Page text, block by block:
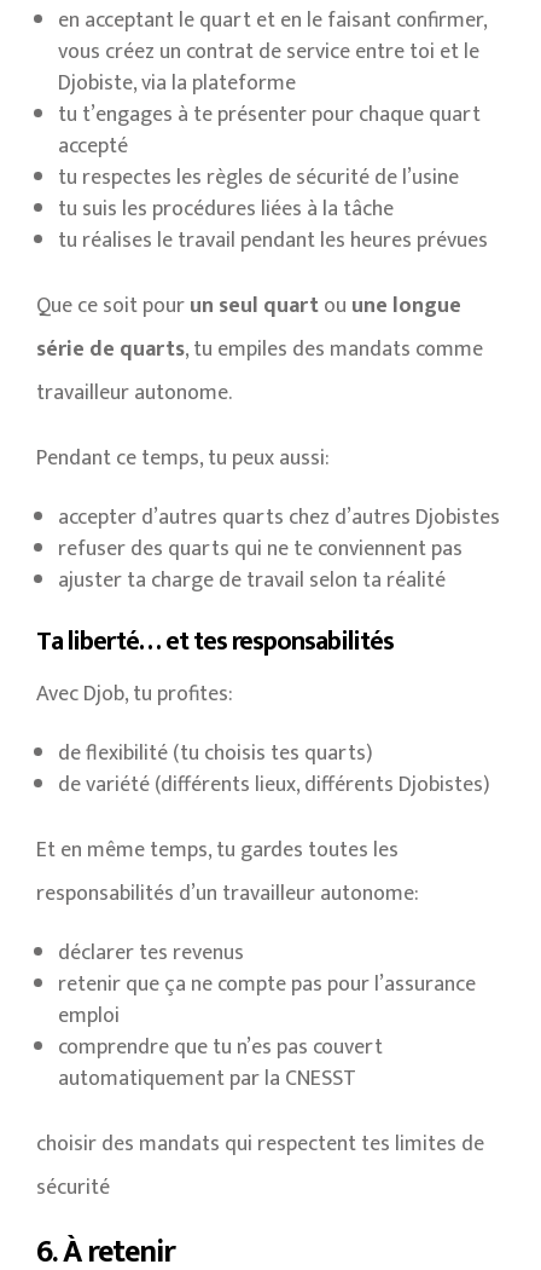
en acceptant le quart et en le faisant confirmer,
vous créez un contrat de service entre toi et le
Djobiste, via la plateforme
tu t’engages à te présenter pour chaque quart
accepté
tu respectes les règles de sécurité de l’usine
tu suis les procédures liées à la tâche
tu réalises le travail pendant les heures prévues
Que ce soit pourun seul quartou une longue
série de quarts, tu empiles des mandats comme
travailleur autonome.
Pendant ce temps, tu peux aussi:
accepter d’autres quarts chez d’autres Djobistes
refuser des quarts qui ne te conviennent pas
ajuster ta charge de travail selon ta réalité
Ta liberté… et tes responsabilités
Avec Djob, tu profites:
de flexibilité (tu choisis tes quarts)
de variété (différents lieux, différents Djobistes)
Et en même temps, tu gardes toutes les
responsabilités d’un travailleur autonome:
déclarer tes revenus
retenir que ça ne compte pas pour l’assurance
emploi
comprendre que tu n’es pas couvert
automatiquement par la CNESST
choisir des mandats qui respectent tes limites de
sécurité
6. À retenir